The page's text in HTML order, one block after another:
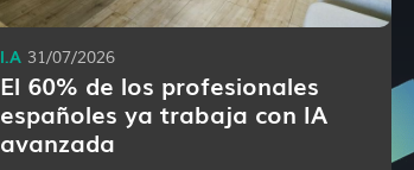
El 60% de los profesionales
españoles ya trabaja con IA
avanzada
I.A 31/07/2026